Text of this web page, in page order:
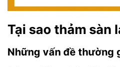
Tại sao thảm sàn
Những vấn đề thường